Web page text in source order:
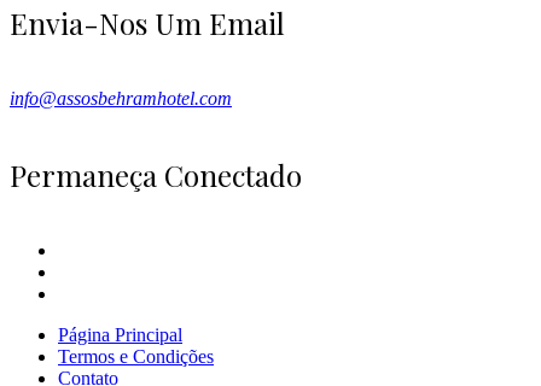
Envia-Nos Um Email
info@assosbehramhotel.com
Permaneça Conectado
Página Principal
Termos e Condições
Contato